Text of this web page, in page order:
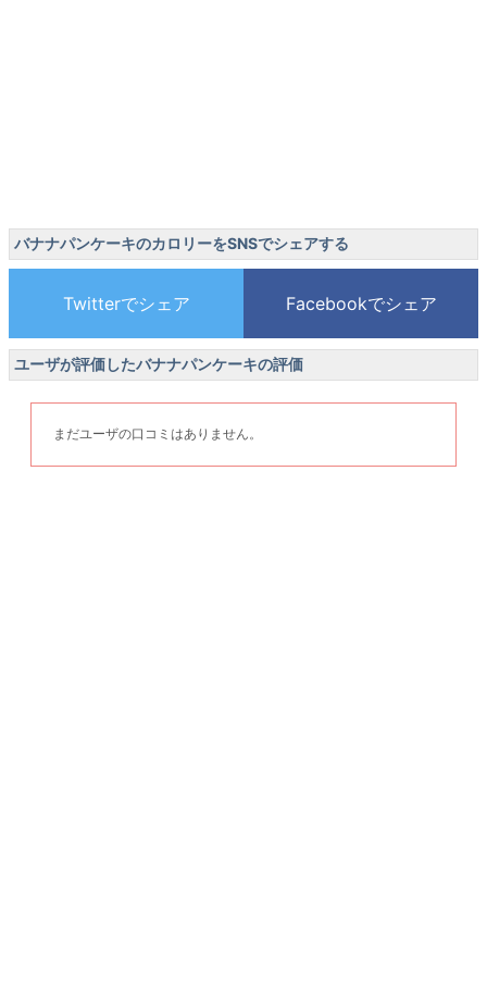
バナナパンケーキのカロリーをSNSでシェアする
ユーザが評価したバナナパンケーキの評価
まだユーザの口コミはありません。